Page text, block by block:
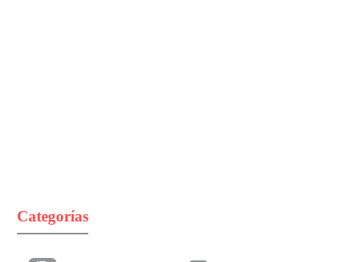
Categorías